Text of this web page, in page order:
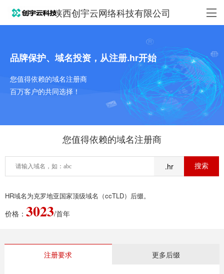
陕西创宇云网络科技有限公司
品牌保护、域名投资，从注册.hr开始
您值得依赖的域名注册商
百万客户的共同选择！
您值得依赖的域名注册商
.hr
HR域名为克罗地亚国家顶级域名（ccTLD）后缀。
价格： 3023/首年
注册要求 更多后缀